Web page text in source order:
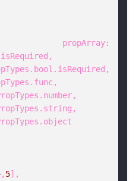
propArray
isRequired ,
. bool . isRequired ,
. func,
. number,
. string ,
. object
, 5],